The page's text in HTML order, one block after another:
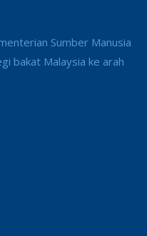
Sumber Manusia
bakat Malaysia ke arah